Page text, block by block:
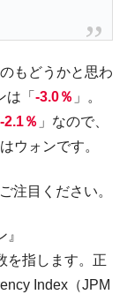
ズブズブ沈む。
は先進技術の
している都道
？
利騎手がもら
ーフとは？
もどうかと思わ
「 -3.0％ 」。
-2.1％ 」なので、
ウォンです。
注目ください。
を指します。正
Index（JPM